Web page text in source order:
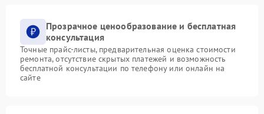
Прозрачное ценообразование и бесплатная
консультация
Точные прайс-листы, предварительная оценка стоимости
ремонта, отсутствие скрытых платежей и возможность
бесплатной консультации по телефону или онлайн на
сайте